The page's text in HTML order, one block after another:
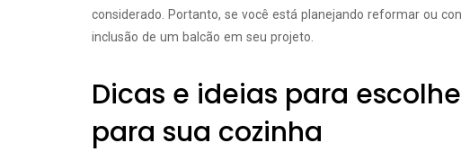
considerado. Portanto, se você está planejando reformar ou
inclusão de um balcão em seu projeto.
Dicas e ideias para
para sua cozinha